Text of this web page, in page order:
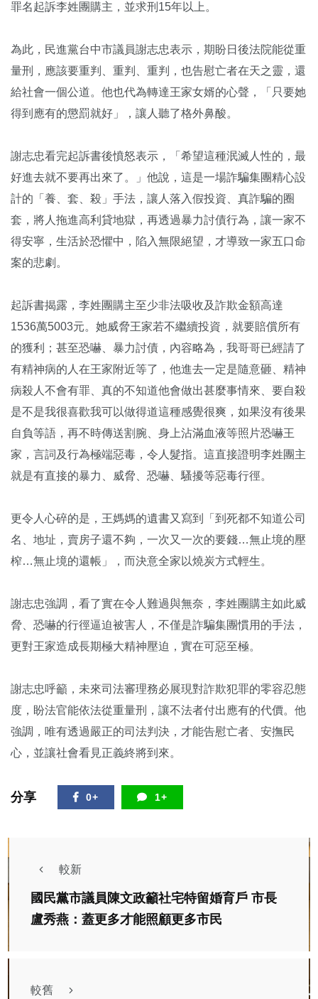
罪名起訴李姓團購主，並求刑15年以上。
為此，民進黨台中市議員謝志忠表示，期盼日後法院能從重
量刑，應該要重判、重判、重判，也告慰亡者在天之靈，還
給社會一個公道。他也代為轉達王家女婿的心聲，「只要她
得到應有的懲罰就好」，讓人聽了格外鼻酸。
謝志忠看完起訴書後憤怒表示，「希望這種泯滅人性的，最
好進去就不要再出來了。」他說，這是一場詐騙集團精心設
計的「養、套、殺」手法，讓人落入假投資、真詐騙的圈
套，將人拖進高利貸地獄，再透過暴力討債行為，讓一家不
得安寧，生活於恐懼中，陷入無限絕望，才導致一家五口命
案的悲劇。
起訴書揭露，李姓團購主至少非法吸收及詐欺金額高達
1536萬5003元。她威脅王家若不繼續投資，就要賠償所有
的獲利；甚至恐嚇、暴力討債，內容略為，我哥哥已經請了
有精神病的人在王家附近等了，他進去一定是隨意砸、精神
病殺人不會有罪、真的不知道他會做出甚麼事情來、要自殺
是不是我很喜歡我可以做得道這種感覺很爽，如果沒有後果
自負等語，再不時傳送割腕、身上沾滿血液等照片恐嚇王
家，言詞及行為極端惡毒，令人髮指。這直接證明李姓團主
就是有直接的暴力、威脅、恐嚇、騷擾等惡毒行徑。
更令人心碎的是，王媽媽的遺書又寫到「到死都不知道公司
名、地址，賣房子還不夠，一次又一次的要錢…無止境的壓
榨…無止境的還帳」，而決意全家以燒炭方式輕生。
謝志忠強調，看了實在令人難過與無奈，李姓團購主如此威
脅、恐嚇的行徑逼迫被害人，不僅是詐騙集團慣用的手法，
更對王家造成長期極大精神壓迫，實在可惡至極。
謝志忠呼籲，未來司法審理務必展現對詐欺犯罪的零容忍態
度，盼法官能依法從重量刑，讓不法者付出應有的代價。他
強調，唯有透過嚴正的司法判決，才能告慰亡者、安撫民
心，並讓社會看見正義終將到來。
分享 0+ 1+
較新
國民黨市議員陳文政籲社宅特留婚育戶 市長
盧秀燕：蓋更多才能照顧更多市民
較舊